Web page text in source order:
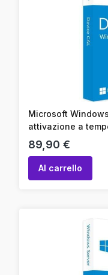
Microsoft
attivazione a
online / codice
Prezzo
89,90 €
Al carrello